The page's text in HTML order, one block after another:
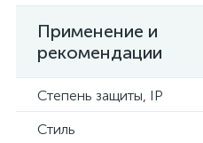
Применение и
рекомендации
Степень защиты, IP
Стиль